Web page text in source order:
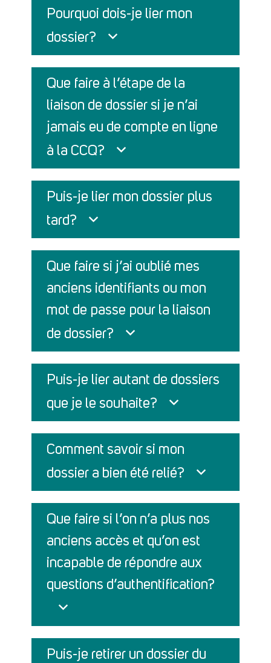
Pourquoi dois-je lier mon
dossier?
Que faire à l’étape de la
liaison de dossier si je n’ai
jamais eu de compte en ligne
à la CCQ?
Puis-je lier mon dossier plus
tard?
Que faire si j’ai oublié mes
anciens identifiants ou mon
mot de passe pour la liaison
de dossier?
Puis-je lier autant de dossiers
que je le souhaite?
Comment savoir si mon
dossier a bien été relié?
Que faire si l’on n’a plus nos
anciens accès et qu’on est
incapable de répondre aux
questions d’authentification?
Puis-je retirer un dossier du